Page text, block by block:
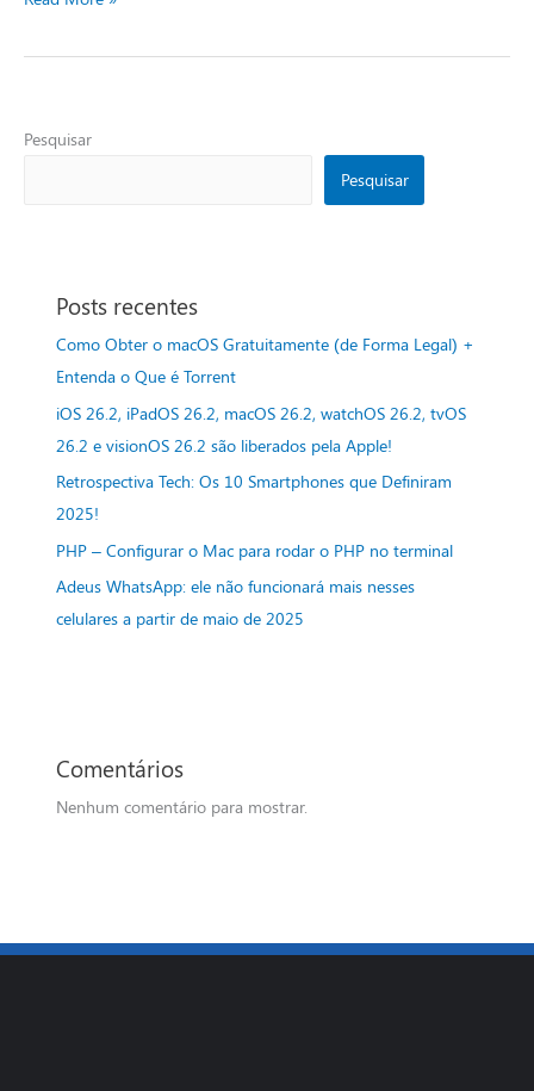
Pesquisar
Pesquisar
Posts recentes
Como Obter o macOS Gratuitamente (de Forma Legal) +
Entenda o Que é Torrent
iOS 26.2, iPadOS 26.2, macOS 26.2, watchOS 26.2, tvOS
26.2 e visionOS 26.2 são liberados pela Apple!
Retrospectiva Tech: Os 10 Smartphones que Definiram
2025!
PHP – Configurar o Mac para rodar o PHP no terminal
Adeus WhatsApp: ele não funcionará mais nesses
celulares a partir de maio de 2025
Comentários
Nenhum comentário para mostrar.